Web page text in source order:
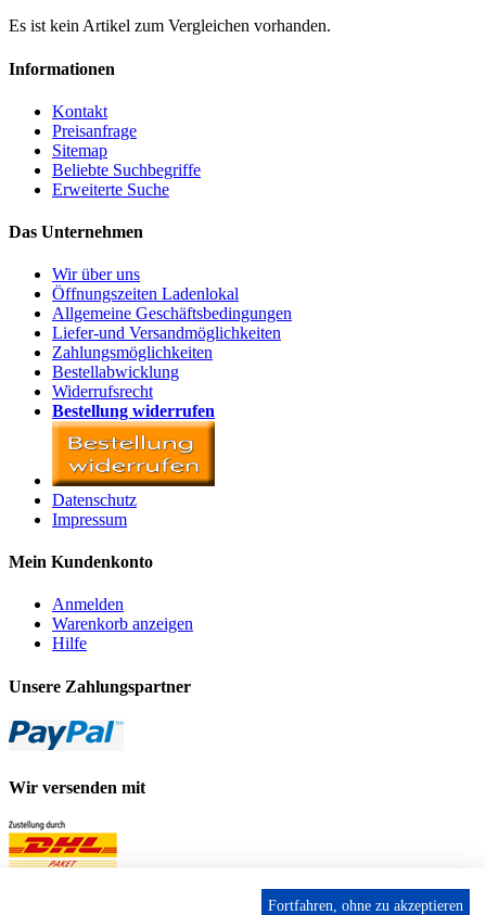
Es ist kein Artikel zum Vergleichen vorhanden.
Informationen
Kontakt
Preisanfrage
Sitemap
Beliebte Suchbegriffe
Erweiterte Suche
Das Unternehmen
Wir über uns
Öffnungszeiten Ladenlokal
Allgemeine Geschäftsbedingungen
Liefer-und Versandmöglichkeiten
Zahlungsmöglichkeiten
Bestellabwicklung
Widerrufsrecht
Bestellung widerrufen
Datenschutz
Impressum
Mein Kundenkonto
Anmelden
Warenkorb anzeigen
Hilfe
Unsere Zahlungspartner
Wir versenden mit
Fortfahren, ohne zu akzeptieren